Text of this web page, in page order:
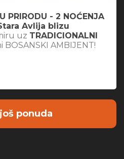
PRIRODU - 2 NOĆENJA
Avlija blizu
uz TRADICIONALNI
AMBIJENT!
ponuda